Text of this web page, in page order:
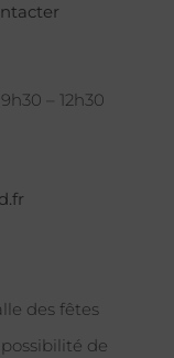
– 12h30
des fêtes
de